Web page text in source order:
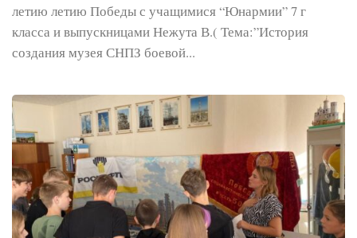
летию летию Победы с учащимися “Юнармии” 7 г
класса и выпускницами Нежута В.( Тема:”История
создания музея СНПЗ боевой...